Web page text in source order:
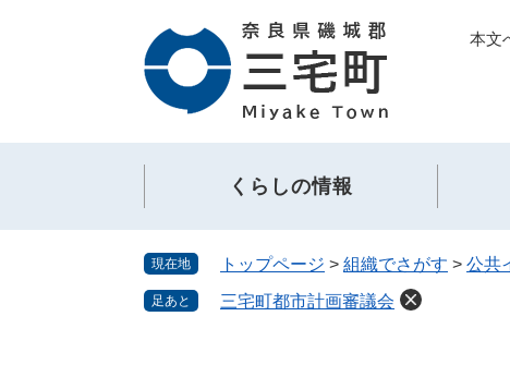
頭
飛
本文
くらしの情報
現在地 トップページ > 組織でさがす > 公共
足あと 三宅町都市計画審議会